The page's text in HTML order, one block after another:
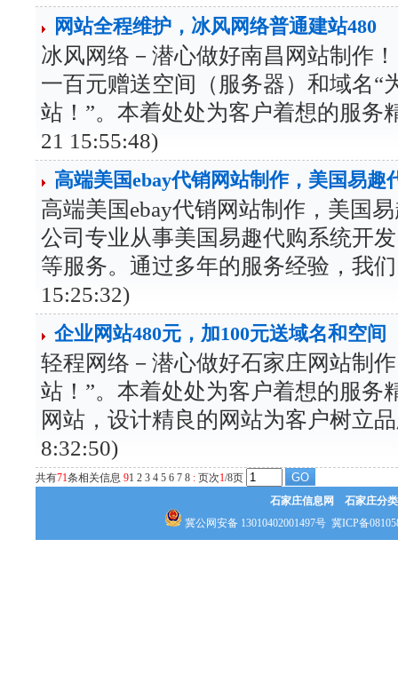
网站全程维护，冰风网络普通建站480
冰风网络－潜心做好南昌网站制作
一百元赠送空间（服务器）和域名“
站！”。本着处处为客户着想的服务
21 15:55:48)
高端美国ebay代销网站制作，美国易趣
高端美国ebay代销网站制作，美国
公司专业从事美国易趣代购系统开
等服务。通过多年的服务经验，我
15:25:32)
企业网站480元，加100元送域名和空间
轻程网络－潜心做好石家庄网站制
站！”。本着处处为客户着想的服务
网站，设计精良的网站为客户树立
8:32:50)
共有71条相关信息 91 2 3 4 5 6 7 8 : 页次1/8页
石家庄信息网
石家庄分
冀公网安备 13010402001497号 冀ICP备